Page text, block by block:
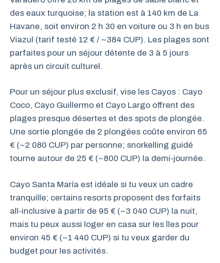
des eaux turquoise; la station est à 140 km de La
Havane, soit environ 2 h 30 en voiture ou 3 h en bus
Viazul (tarif testé 12 € / ~384 CUP). Les plages sont
parfaites pour un séjour détente de 3 à 5 jours
après un circuit culturel.
Pour un séjour plus exclusif, vise les Cayos : Cayo
Coco, Cayo Guillermo et Cayo Largo offrent des
plages presque désertes et des spots de plongée.
Une sortie plongée de 2 plongées coûte environ 65
€ (~2 080 CUP) par personne; snorkelling guidé
tourne autour de 25 € (~800 CUP) la demi-journée.
Cayo Santa María est idéale si tu veux un cadre
tranquille; certains resorts proposent des forfaits
all-inclusive à partir de 95 € (~3 040 CUP) la nuit,
mais tu peux aussi loger en casa sur les îles pour
environ 45 € (~1 440 CUP) si tu veux garder du
budget pour les activités.